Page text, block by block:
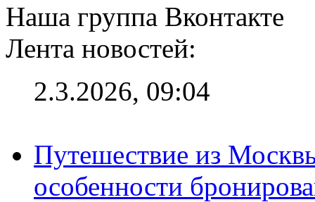
Наша группа Вконтакте
Лента новостей:
2.3.2026, 09:04
Путешествие из
особенности